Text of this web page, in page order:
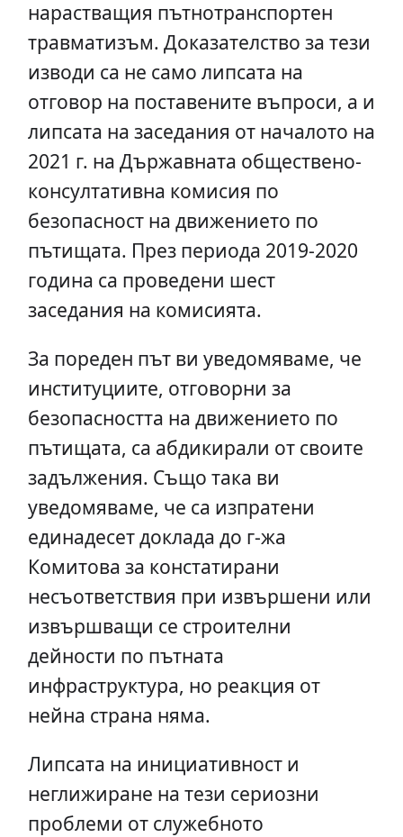
нарастващия пътнотранспортен
травматизъм. Доказателство за тези
изводи са не само липсата на
отговор на поставените въпроси, а и
липсата на заседания от началото на
2021 г. на Държавната обществено-
консултативна комисия по
безопасност на движението по
пътищата. През периода 2019-2020
година са проведени шест
заседания на комисията.
За пореден път ви уведомяваме, че
институциите, отговорни за
безопасността на движението по
пътищата, са абдикирали от своите
задължения. Също така ви
уведомяваме, че са изпратени
единадесет доклада до г-жа
Комитова за констатирани
несъответствия при извършени или
извършващи се строителни
дейности по пътната
инфраструктура, но реакция от
нейна страна няма.
Липсата на инициативност и
неглижиране на тези сериозни
проблеми от служебното